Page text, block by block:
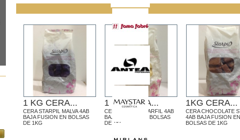
1 KG CERA...
CERA STARPIL MALVA 4AB
BAJA FUSION EN BOLSAS
DE 1KG
1 KG CERA...
CERA STARPIL MARFIL 4AB
BAJA FUSION EN BOLSAS
DE 1KG
1KG CERA...
CERA CHOCOLATE
4AB BAJA FUSION EN
BOLSAS DE 1KG